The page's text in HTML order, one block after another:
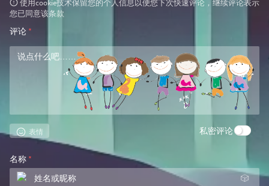
使用cookie技术保留您的个人信息以便您下次快速评论，继续评论表示
您已同意该条款
评论 *
表情 私密评论
名称 *
🎲